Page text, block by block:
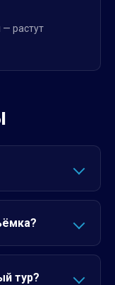
— растут
тур?